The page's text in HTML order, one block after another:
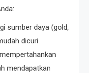
sumber daya (gold,
dicuri.
mendapatkan